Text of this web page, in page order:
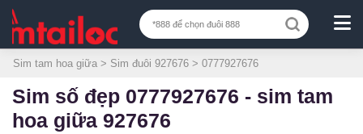
Sim tam hoa giữa > Sim đuôi 927676 > 0777927676
sim số đẹp 0777927676 - sim tam
hoa giữa 927676